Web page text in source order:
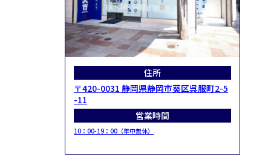
住所
〒420-0031 静岡県静岡市葵区呉服町2-5
-11
営業時間
10：00-19：00（年中無休）